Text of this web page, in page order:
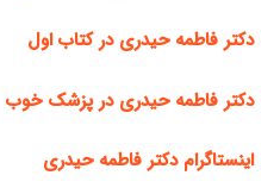
دکتر فاطمه حیدری در کتاب اول
دکتر فاطمه حیدری در پزشک خوب
اینستاگرام دکتر فاطمه حیدری